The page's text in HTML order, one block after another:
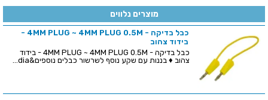
מוצרים נלווים
כבל בדיקה - 4MM PLUG ~ 4MM PLUG 0.5M -
בידוד צהוב
כבל בדיקה - 4MM PLUG ~ 4MM PLUG 0.5M - בידוד
צהוב ♦ בננות עם שקע נוסף לשרשור כבלים נוספים&dia...